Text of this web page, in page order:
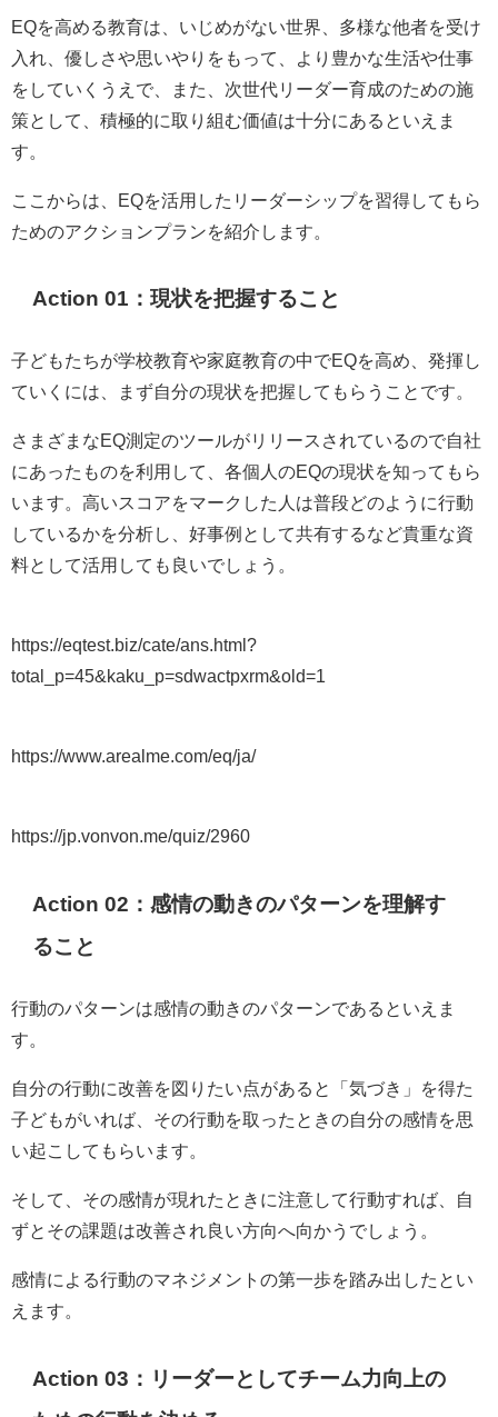
EQを高める教育は、いじめがない世界、多様な他者を受け
入れ、優しさや思いやりをもって、より豊かな生活や仕事
をしていくうえで、また、次世代リーダー育成のための施
策として、積極的に取り組む価値は十分にあるといえま
す。
ここからは、EQを活用したリーダーシップを習得してもら
ためのアクションプランを紹介します。
Action 01：現状を把握すること
子どもたちが学校教育や家庭教育の中でEQを高め、発揮し
ていくには、まず自分の現状を把握してもらうことです。
さまざまなEQ測定のツールがリリースされているので自社
にあったものを利用して、各個人のEQの現状を知ってもら
います。高いスコアをマークした人は普段どのように行動
しているかを分析し、好事例として共有するなど貴重な資
料として活用しても良いでしょう。
https://eqtest.biz/cate/ans.html?
total_p=45&kaku_p=sdwactpxrm&old=1
https://www.arealme.com/eq/ja/
https://jp.vonvon.me/quiz/2960
Action 02：感情の動きのパターンを理解す
ること
行動のパターンは感情の動きのパターンであるといえま
す。
自分の行動に改善を図りたい点があると「気づき」を得た
子どもがいれば、その行動を取ったときの自分の感情を思
い起こしてもらいます。
そして、その感情が現れたときに注意して行動すれば、自
ずとその課題は改善され良い方向へ向かうでしょう。
感情による行動のマネジメントの第一歩を踏み出したとい
えます。
Action 03： リーダーとしてチーム力向上の